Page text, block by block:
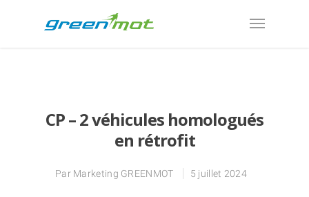
CP – 2 véhicules homologués
en rétrofit
Par Marketing GREENMOT 5 juillet 2024